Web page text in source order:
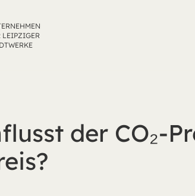
LEIPZIGER
der CO₂-